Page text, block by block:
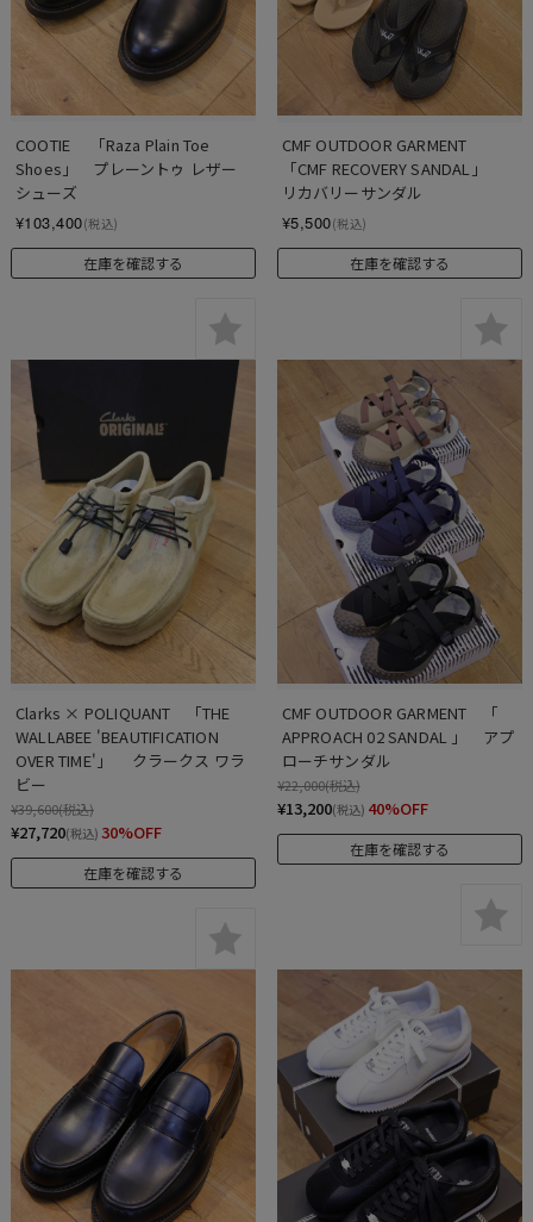
COOTIE 　「Raza Plain Toe
Shoes」　プレーントゥ レザー
シューズ
¥103,400(税込)
在庫を確認する
CMF OUTDOOR GARMENT
「CMF RECOVERY SANDAL」
リカバリーサンダル
¥5,500(税込)
在庫を確認する
Clarks × POLIQUANT　「THE
WALLABEE 'BEAUTIFICATION
OVER TIME'」　 クラークス ワラ
ビー
¥39,600(税込)
¥27,720(税込) 30%OFF
在庫を確認する
CMF OUTDOOR GARMENT　「
APPROACH 02 SANDAL 」　アプ
ローチサンダル
¥22,000(税込)
¥13,200(税込) 40%OFF
在庫を確認する